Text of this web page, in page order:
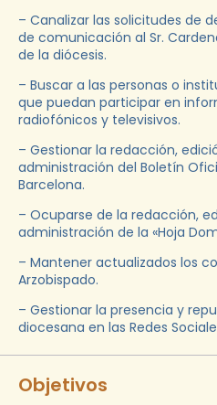
– Canalizar las solicitudes de
de comunicación al Sr.
de la diócesis.
– Buscar a las personas o
que puedan participar en
radiofónicos y televisivos.
– Gestionar la redacción,
administración del Boletín
Barcelona.
– Ocuparse de la redacción,
administración de la «Hoja
– Mantener actualizados los
Arzobispado.
– Gestionar la presencia y
diocesana en las Redes
Objetivos